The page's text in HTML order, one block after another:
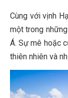
Cùng với vịnh
một trong
Á. Sự mê hoặc
thiên nhiên và